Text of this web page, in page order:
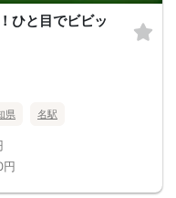
ひと目でビビッ
県 名駅
円